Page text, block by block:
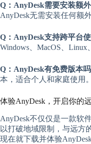
Q：AnyDesk需要安装额
AnyDesk无需安装任何额
Q：AnyDesk支持跨平台
Windows、MacOS、Linux
Q：AnyDesk有免费版本
本，适合个人和家庭使用
体验AnyDesk，开启你的
AnyDesk不仅仅是一款软
以打破地域限制，与远方
现在就下载并体验